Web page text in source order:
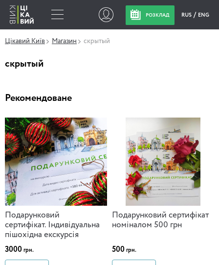
РОЗКЛАД RUS ENG
Цікавий Київ Магазин скрытый
скрытый
Рекомендоване
Подарунковий
сертифікат. Індивідуальна
пішохідна екскурсія
3000 грн.
Подарунковий сертифікат
номіналом 500 грн
500 грн.